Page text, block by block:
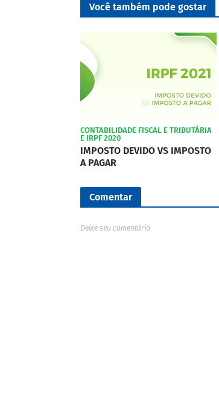
Você também pode gostar
CONTABILIDADE FISCAL E TRIBUTÁRIA
E IRPF 2020
IMPOSTO DEVIDO VS IMPOSTO
A PAGAR
Comentar
Deixe seu comentário